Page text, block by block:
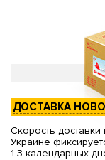
ДОСТАВКА
Скорость
Украине
1-3 календарных